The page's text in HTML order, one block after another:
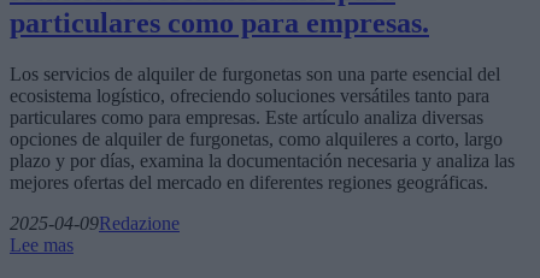
particulares como para empresas.
Los servicios de alquiler de furgonetas son una parte esencial del
ecosistema logístico, ofreciendo soluciones versátiles tanto para
particulares como para empresas. Este artículo analiza diversas
opciones de alquiler de furgonetas, como alquileres a corto, largo
plazo y por días, examina la documentación necesaria y analiza las
mejores ofertas del mercado en diferentes regiones geográficas.
2025-04-09Redazione
Lee mas